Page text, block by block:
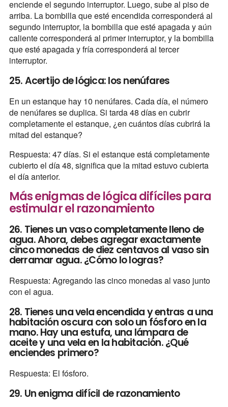
enciende el segundo interruptor. Luego, sube al piso de
arriba. La bombilla que esté encendida corresponderá al
segundo interruptor, la bombilla que esté apagada y aún
caliente corresponderá al primer interruptor, y la bombilla
que esté apagada y fría corresponderá al tercer
interruptor.
25. Acertijo de lógica: los nenúfares
En un estanque hay 10 nenúfares. Cada día, el número
de nenúfares se duplica. Si tarda 48 días en cubrir
completamente el estanque, ¿en cuántos días cubrirá la
mitad del estanque?
Respuesta: 47 días. Si el estanque está completamente
cubierto el día 48, significa que la mitad estuvo cubierta
el día anterior.
Más enigmas de lógica difíciles para
estimular el razonamiento
26. Tienes un vaso completamente lleno de
agua. Ahora, debes agregar exactamente
cinco monedas de diez centavos al vaso sin
derramar agua. ¿Cómo lo logras?
Respuesta: Agregando las cinco monedas al vaso junto
con el agua.
28. Tienes una vela encendida y entras a una
habitación oscura con solo un fósforo en la
mano. Hay una estufa, una lámpara de
aceite y una vela en la habitación. ¿Qué
enciendes primero?
Respuesta: El fósforo.
29. Un enigma difícil de razonamiento